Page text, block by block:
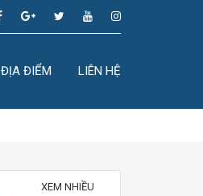
ĐỊA ĐIỂM LIÊN HỆ
XEM NHIỀU